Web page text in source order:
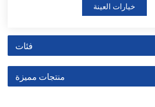
خيارات العينة
فئات
منتجات مميزة